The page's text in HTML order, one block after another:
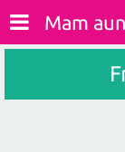
Mam